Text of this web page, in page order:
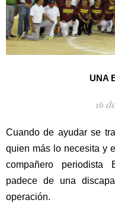
UNA
16
Cuando de ayudar se trata, Club Tomateros responde con
quien más lo necesita y
compañero periodista
padece de una
operación.